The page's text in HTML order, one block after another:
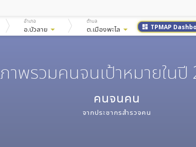
อำเภอ
อ.บัวลาย arrow_drop_down
ตำบล
ต.เมืองพะไล arrow_drop_down dashboard TPMAP
ภาพรวมคนจนเป้าหมายในปี
คนจนคน
จากประชากรสำรวจคน